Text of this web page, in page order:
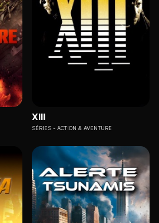
XIII
SÉRIES ACTION & AVENTURE